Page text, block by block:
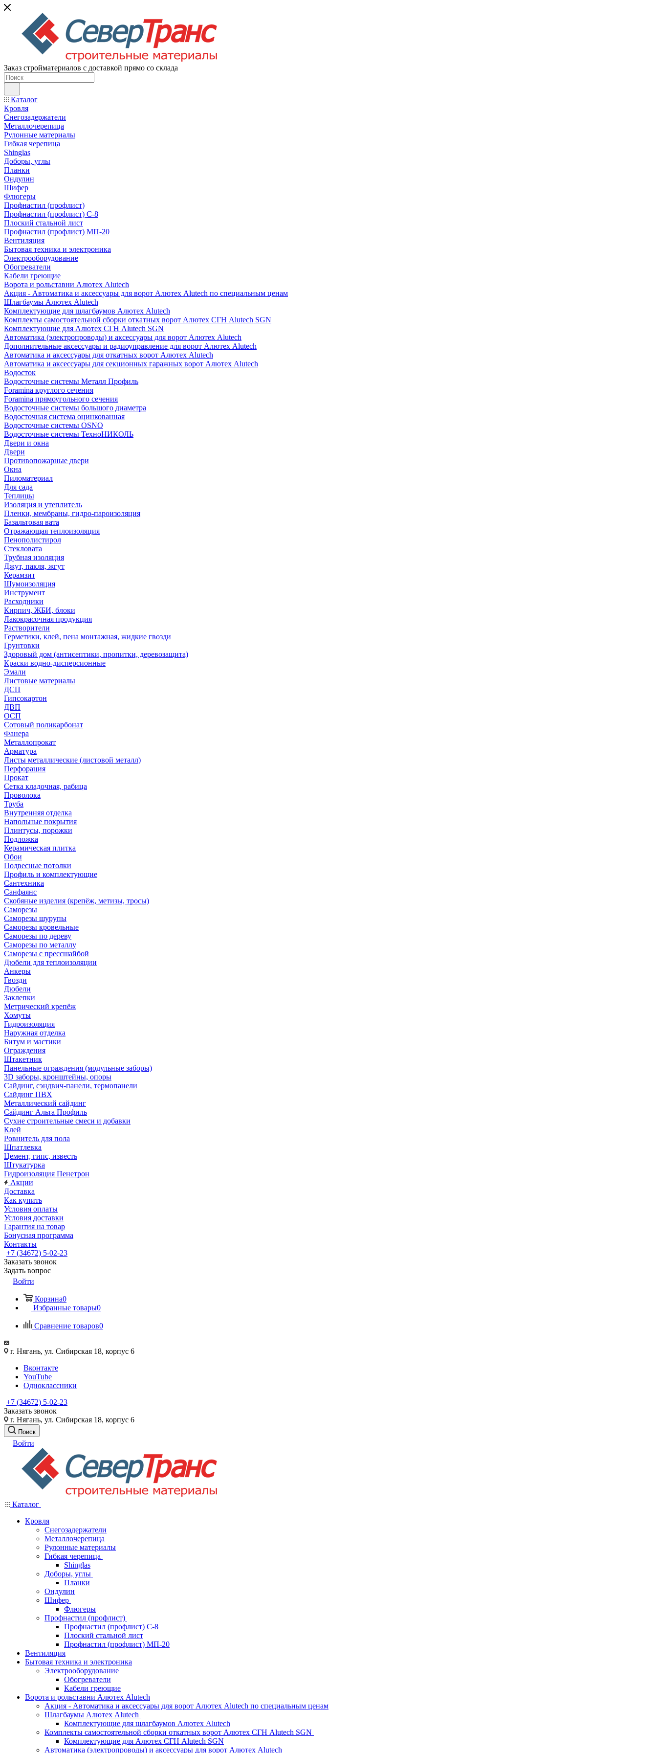
Заказ стройматериалов с доставкой прямо со склада
Каталог
Кровля
Снегозадержатели
Металлочерепица
Рулонные материалы
Гибкая черепица
Shinglas
Доборы, углы
Планки
Ондулин
Шифер
Флюгеры
Профнастил (профлист)
Профнастил (профлист) С-8
Плоский стальной лист
Профнастил (профлист) МП-20
Вентиляция
Бытовая техника и электроника
Электрооборудование
Обогреватели
Кабели греющие
Ворота и рольставни Алютех Alutech
Акция - Автоматика и аксессуары для ворот Алютех Alutech по специальным ценам
Шлагбаумы Алютех Alutech
Комплектующие для шлагбаумов Алютех Alutech
Комплекты самостоятельной сборки откатных ворот Алютех СГН Alutech SGN
Комплектующие для Алютех СГН Alutech SGN
Автоматика (электропроводы) и аксессуары для ворот Алютех Alutech
Дополнительные аксессуары и радиоуправление для ворот Алютех Alutech
Автоматика и аксессуары для откатных ворот Алютех Alutech
Автоматика и аксессуары для секционных гаражных ворот Алютех Alutech
Водосток
Водосточные системы Металл Профиль
Foramina круглого сечения
Foramina прямоугольного сечения
Водосточные системы большого диаметра
Водосточная система оцинкованная
Водосточные системы OSNO
Водосточные системы ТехноНИКОЛЬ
Двери и окна
Двери
Противопожарные двери
Окна
Пиломатериал
Для сада
Теплицы
Изоляция и утеплитель
Пленки, мембраны, гидро-пароизоляция
Базальтовая вата
Отражающая теплоизоляция
Пенополистирол
Стекловата
Трубная изоляция
Джут, пакля, жгут
Керамзит
Шумоизоляция
Инструмент
Расходники
Кирпич, ЖБИ, блоки
Лакокрасочная продукция
Растворители
Герметики, клей, пена монтажная, жидкие гвозди
Грунтовки
Здоровый дом (антисептики, пропитки, деревозащита)
Краски водно-дисперсионные
Эмали
Листовые материалы
ДСП
Гипсокартон
ДВП
ОСП
Сотовый поликарбонат
Фанера
Металлопрокат
Арматура
Листы металлические (листовой металл)
Перфорация
Прокат
Сетка кладочная, рабица
Проволока
Труба
Внутренняя отделка
Напольные покрытия
Плинтусы, порожки
Подложка
Керамическая плитка
Обои
Подвесные потолки
Профиль и комплектующие
Сантехника
Санфаянс
Скобяные изделия (крепёж, метизы, тросы)
Саморезы
Саморезы шурупы
Саморезы кровельные
Саморезы по дереву
Саморезы по металлу
Саморезы с прессшайбой
Дюбели для теплоизоляции
Анкеры
Гвозди
Дюбели
Заклепки
Метрический крепёж
Хомуты
Гидроизоляция
Наружная отделка
Битум и мастики
Ограждения
Штакетник
Панельные ограждения (модульные заборы)
3D заборы, кронштейны, опоры
Cайдинг, сэндвич-панели, термопанели
Сайдинг ПВХ
Металлический сайдинг
Сайдинг Альта Профиль
Сухие строительные смеси и добавки
Клей
Ровнитель для пола
Шпатлевка
Цемент, гипс, известь
Штукатурка
Гидроизоляция Пенетрон
Акции
Доставка
Как купить
Условия оплаты
Условия доставки
Гарантия на товар
Бонусная программа
Контакты
+7 (34672) 5-02-23
Заказать звонок
Задать вопрос
Войти
Корзина0
Избранные товары0
Сравнение товаров0
г. Нягань, ул. Сибирская 18, корпус 6
Вконтакте
YouTube
Одноклассники
+7 (34672) 5-02-23
Заказать звонок
г. Нягань, ул. Сибирская 18, корпус 6
Поиск
Войти
Каталог
Кровля
Снегозадержатели
Металлочерепица
Рулонные материалы
Гибкая черепица
Shinglas
Доборы, углы
Планки
Ондулин
Шифер
Флюгеры
Профнастил (профлист)
Профнастил (профлист) С-8
Плоский стальной лист
Профнастил (профлист) МП-20
Вентиляция
Бытовая техника и электроника
Электрооборудование
Обогреватели
Кабели греющие
Ворота и рольставни Алютех Alutech
Акция - Автоматика и аксессуары для ворот Алютех Alutech по специальным ценам
Шлагбаумы Алютех Alutech
Комплектующие для шлагбаумов Алютех Alutech
Комплекты самостоятельной сборки откатных ворот Алютех СГН Alutech SGN
Комплектующие для Алютех СГН Alutech SGN
Автоматика (электропроводы) и аксессуары для ворот Алютех Alutech